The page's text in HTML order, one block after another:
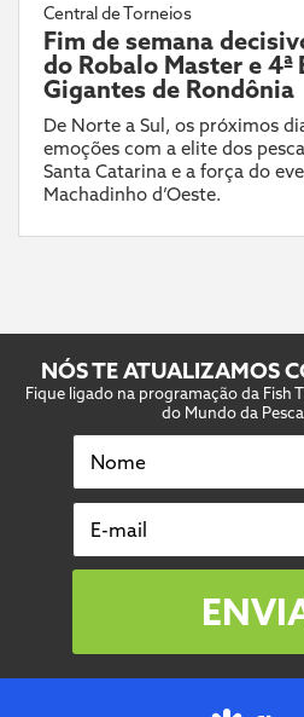
Central de Torneios
Fim de semana
do Robalo Master e 4ª
Gigantes de Rondônia
De Norte a Sul, os próximos
emoções com a elite dos
Santa Catarina e a força do
Machadinho d’Oeste.
NÓS TE ATUALIZAMOS
Fique ligado na programação da Fish
do Mundo da
Nome
E-mail